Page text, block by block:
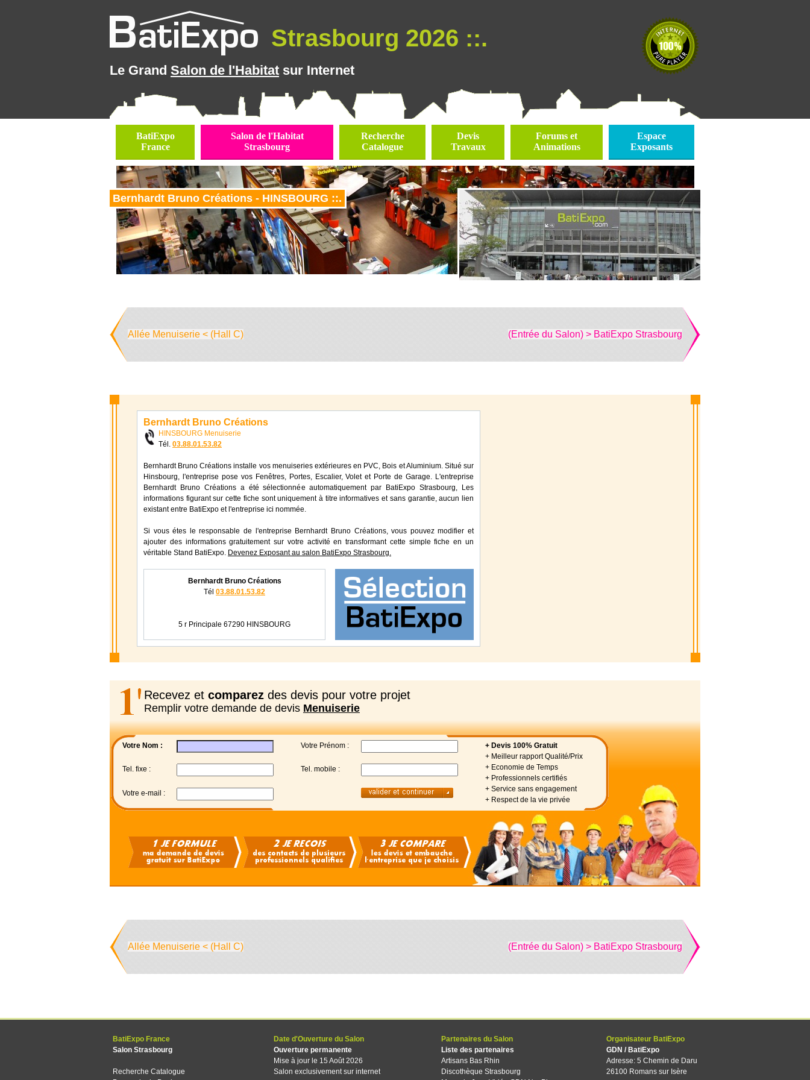
Strasbourg 2026 ::.
Le Grand Salon de l'Habitat sur Internet
BatiExpo
France
Salon de l'Habitat
Strasbourg
Recherche
Catalogue
Devis
Travaux
Forums et
Animations
Espace
Exposants
Bernhardt Bruno Créations - HINSBOURG ::.
Allée Menuiserie < (Hall C) (Entrée du Salon) > BatiExpo Strasbourg
Bernhardt Bruno Créations
HINSBOURG Menuiserie
Tél. 03.88.01.53.82
Bernhardt Bruno Créations installe vos menuiseries extérieures en PVC, Bois et Aluminium. Situé sur
Hinsbourg, l'entreprise pose vos Fenêtres, Portes, Escalier, Volet et Porte de Garage. L'entreprise
Bernhardt Bruno Créations a été sélectionnée automatiquement par BatiExpo Strasbourg, Les
informations figurant sur cette fiche sont uniquement à titre informatives et sans garantie, aucun lien
existant entre BatiExpo et l'entreprise ici nommée.
Si vous étes le responsable de l'entreprise Bernhardt Bruno Créations, vous pouvez modifier et
ajouter des informations gratuitement sur votre activité en transformant cette simple fiche en un
véritable Stand BatiExpo. Devenez Exposant au salon BatiExpo Strasbourg.
Bernhardt Bruno Créations
Tél 03.88.01.53.82
5 r Principale 67290 HINSBOURG
Recevez et comparez des devis pour votre projet
Remplir votre demande de devis Menuiserie
Votre Nom : Votre Prénom :
+ Devis 100% Gratuit
+ Meilleur rapport Qualité/Prix
+ Economie de Temps
+ Professionnels certifiés
+ Service sans engagement
+ Respect de la vie privée
Tel. fixe : Tel. mobile :
Votre e-mail :
Allée Menuiserie < (Hall C) (Entrée du Salon) > BatiExpo Strasbourg
BatiExpo France
Salon Strasbourg
Recherche Catalogue
Date d'Ouverture du Salon
Ouverture permanente
Mise à jour le 15 Août 2026
Salon exclusivement sur internet
Partenaires du Salon
Liste des partenaires
Artisans Bas Rhin
Discothèque Strasbourg
Organisateur BatiExpo
GDN / BatiExpo
Adresse: 5 Chemin de Daru
26100 Romans sur Isère